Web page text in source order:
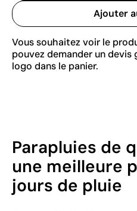
Ajouter
Vous souhaitez voir le
pouvez demander un
logo dans le panier.
Parapluies de
une meilleure
jours de pluie